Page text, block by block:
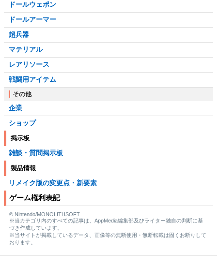
ドールウェポン
ドールアーマー
超兵器
マテリアル
レアリソース
戦闘用アイテム
その他
企業
ショップ
掲示板
雑談・質問掲示板
製品情報
リメイク版の変更点・新要素
ゲーム権利表記
© Nintendo/MONOLITHSOFT
※当カテゴリ内のすべての記事は、AppMedia編集部及びライター独自の判断に基
づき作成しています。
※当サイトが掲載しているデータ、画像等の無断使用・無断転載は固くお断りして
おります。